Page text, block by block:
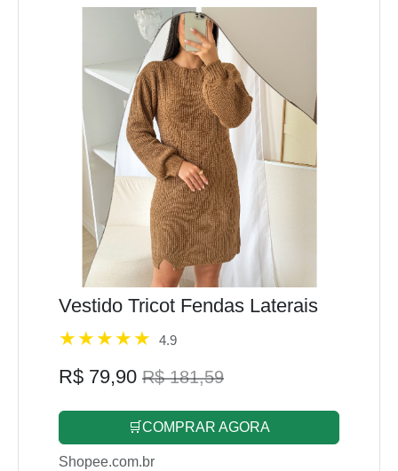
Vestido Tricot Fendas Laterais
4.9
R$ 79,90 R$ 181,59
🛒COMPRAR AGORA
Shopee.com.br